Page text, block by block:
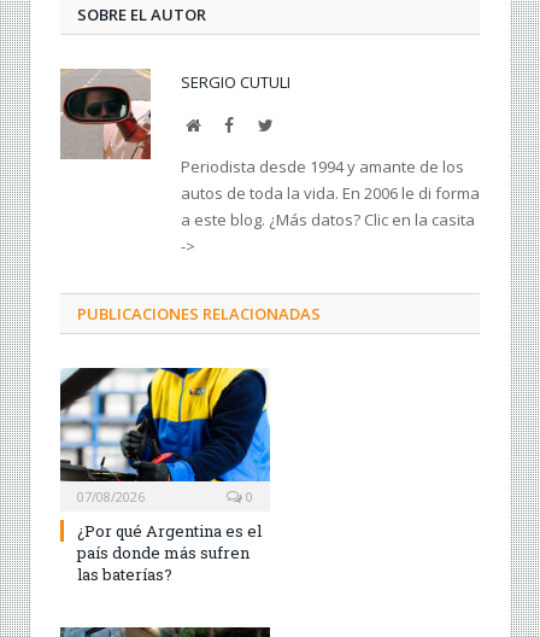
SOBRE EL AUTOR
SERGIO CUTULI
Web FacebookTwitter
Periodista desde 1994 y amante de los
autos de toda la vida. En 2006 le di forma
a este blog. ¿Más datos? Clic en la casita
->
PUBLICACIONES RELACIONADAS
07/08/2026 0
¿Por qué Argentina es el
país donde más sufren
las baterías?